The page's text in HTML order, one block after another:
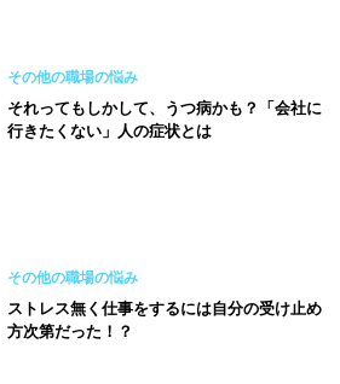
その他の職場の悩み
それってもしかして、うつ病かも？「会社に
行きたくない」人の症状とは
その他の職場の悩み
ストレス無く仕事をするには自分の受け止め
方次第だった！？